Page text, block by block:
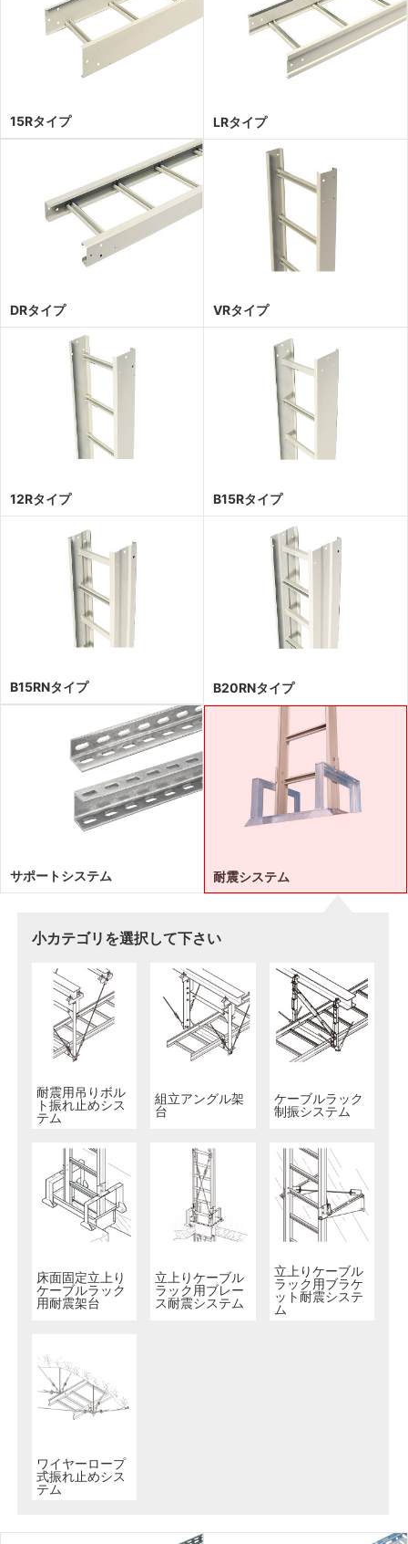
15Rタイプ LRタイプ
DRタイプ VRタイプ
12Rタイプ B15Rタイプ
B15RNタイプ B20RNタイプ
サポートシステム 耐震システム
小カテゴリを選択して下さい
耐震用吊りボル
ト振れ止めシス
テム
組立アングル架
台
ケーブルラック
制振システム
床面固定立上り
ケーブルラック
用耐震架台
立上りケーブル
ラック用ブレー
ス耐震システム
立上りケーブル
ラック用ブラケ
ット耐震システ
ム
ワイヤーロープ
式振れ止めシス
テム